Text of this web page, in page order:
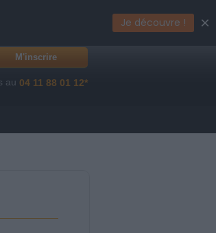
M'inscrire
au 04 11 88 01 12*
Je découvre ! ×